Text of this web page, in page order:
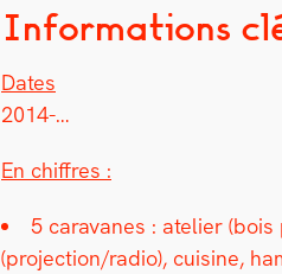
Informations
Dates
2014-…
En chiffres :
5 car­a­vanes : ate­lier
(projection/radio), cui­sine,